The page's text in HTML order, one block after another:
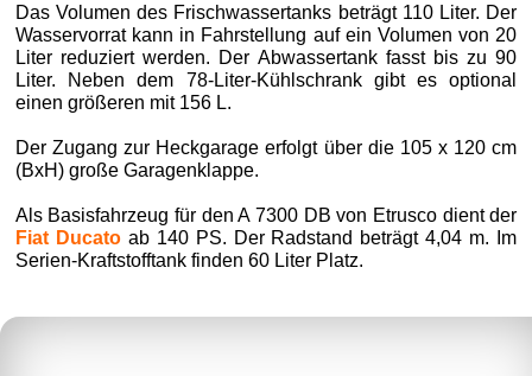
Das Volumen des Frischwassertanks beträgt 110 Liter. Der
Wasservorrat kann in Fahrstellung auf ein Volumen von 20
Liter reduziert werden. Der Abwassertank fasst bis zu 90
Liter. Neben dem 78-Liter-Kühlschrank gibt es optional
einen größeren mit 156 L.
Der Zugang zur Heckgarage erfolgt über die 105 x 120 cm
(BxH) große Garagenklappe.
Als Basisfahrzeug für den A 7300 DB von Etrusco dient der
Fiat Ducatoab 140 PS. Der Radstand beträgt 4,04 m. Im
Serien-Kraftstofftank finden 60 Liter Platz.